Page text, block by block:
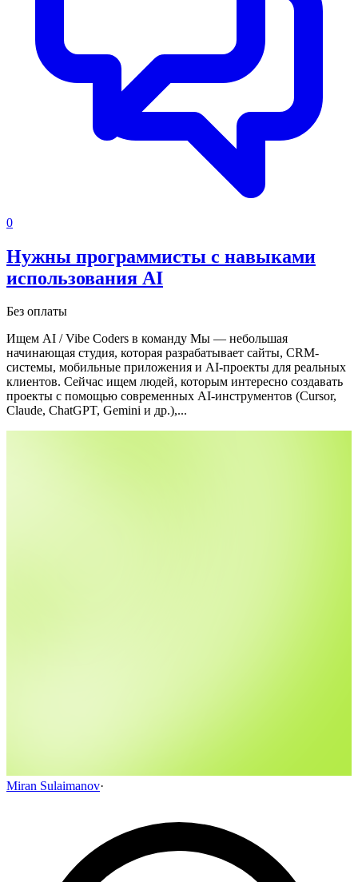
0
Нужны программисты с навыками
использования AI
Без оплаты
Ищем AI / Vibe Coders в команду Мы — небольшая
начинающая студия, которая разрабатывает сайты, CRM-
системы, мобильные приложения и AI-проекты для реальных
клиентов. Сейчас ищем людей, которым интересно создавать
проекты с помощью современных AI-инструментов (Cursor,
Claude, ChatGPT, Gemini и др.),...
Miran Sulaimanov·